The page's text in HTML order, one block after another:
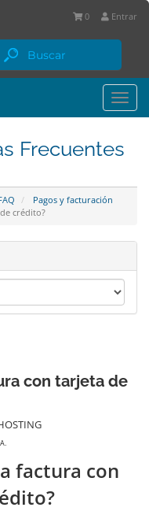
Entrar
0
Frecuentes
Pagos y facturación
crédito?
con tarjeta de
factura con